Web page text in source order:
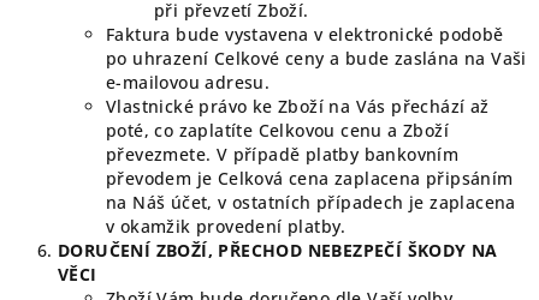
při převzetí Zboží.
Faktura bude vystavena v elektronické podobě
po uhrazení Celkové ceny a bude zaslána na Vaši
e-mailovou adresu.
Vlastnické právo ke Zboží na Vás přechází až
poté, co zaplatíte Celkovou cenu a Zboží
převezmete. V případě platby bankovním
převodem je Celková cena zaplacena připsáním
na Náš účet, v ostatních případech je zaplacena
v okamžik provedení platby.
DORUČENÍ ZBOŽÍ, PŘECHOD NEBEZPEČÍ ŠKODY NA
VĚCI